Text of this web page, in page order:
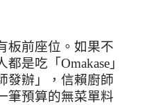
板前座位。如果不
都是吃「 Omakase 」
發辦」，信賴廚師
筆預算的無菜單料